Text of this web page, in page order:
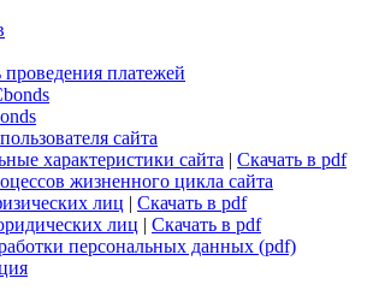
проведения платежей
сайта
характеристики сайта | Скачать в pdf
жизненного цикла сайта
лиц | Скачать в pdf
лиц | Скачать в pdf
персональных данных (pdf)